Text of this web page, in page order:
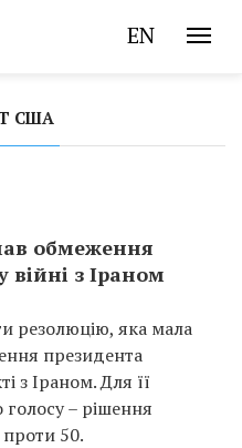
EN
США
обмеження
з Іраном
резолюцію, яка мала
президента
з Іраном. Для її
– рішення
проти 50.